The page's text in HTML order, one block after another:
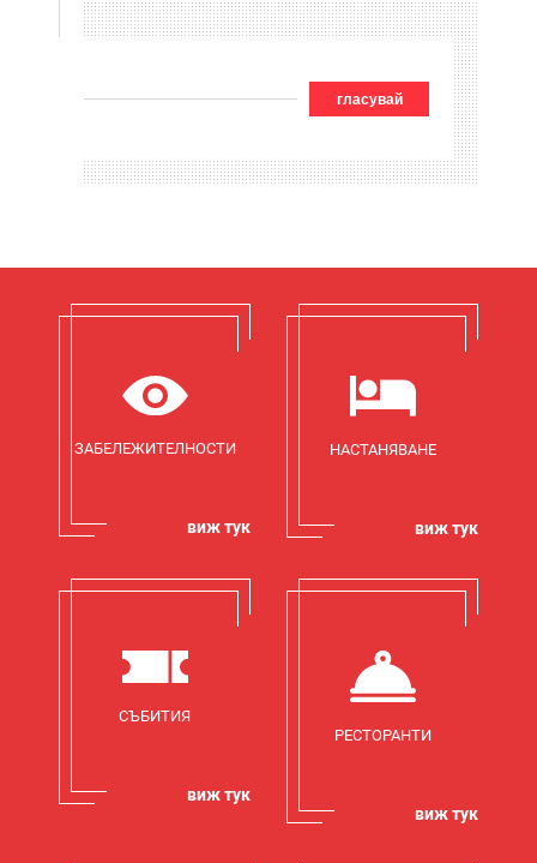
гласувай
ЗАБЕЛЕЖИТЕЛНОСТИ
виж тук
НАСТАНЯВАНЕ
виж тук
СЪБИТИЯ
виж тук
РЕСТОРАНТИ
виж тук